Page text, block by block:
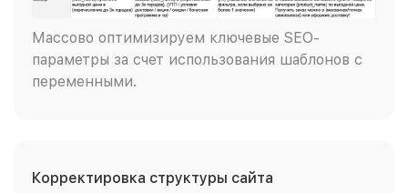
Массово оптимизируем ключевые SEO-
параметры за счет использования шаблонов с
переменными.
Корректировка структуры сайта